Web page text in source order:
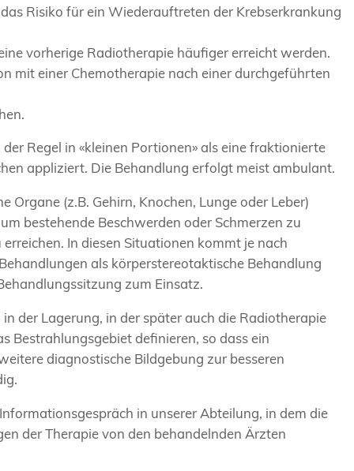
Risiko für ein Wiederauftreten der Krebserkrankung
vorherige Radiotherapie häufiger erreicht werden.
mit einer Chemotherapie nach einer durchgeführten
Regel in «kleinen Portionen» als eine fraktionierte
appliziert. Die Behandlung erfolgt meist ambulant.
Organe (z.B. Gehirn, Knochen, Lunge oder Leber)
bestehende Beschwerden oder Schmerzen zu
In diesen Situationen kommt je nach
als körperstereotaktische Behandlung
zum Einsatz.
der Lagerung, in der später auch die Radiotherapie
Bestrahlungsgebiet definieren, so dass ein
diagnostische Bildgebung zur besseren
in unserer Abteilung, in dem die
der Therapie von den behandelnden Ärzten